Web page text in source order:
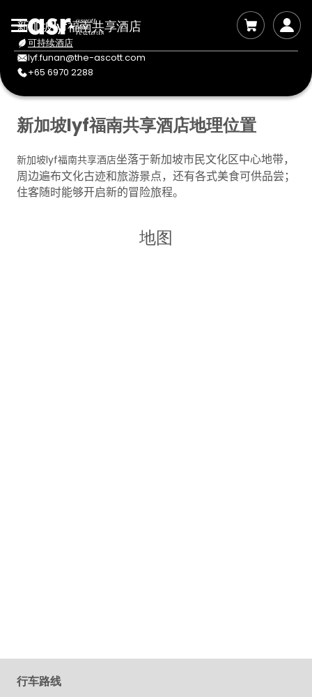
新加坡lyf福南共享酒店
可持续酒店
lyf.funan@the-ascott.com
+65 6970 2288
新加坡lyf福南共享酒店地理位置
新加坡lyf福南共享酒店坐落于新加坡市民文化区中心地带，
周边遍布文化古迹和旅游景点，还有各式美食可供品尝；
住客随时能够开启新的冒险旅程。
地图
行车路线